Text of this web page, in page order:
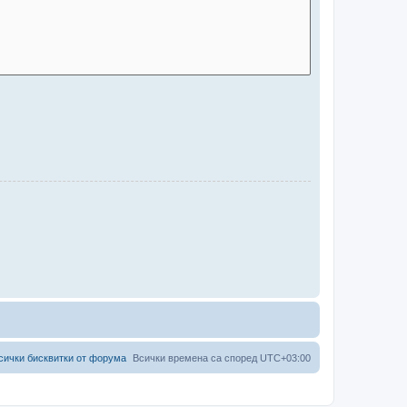
Всички времена са според UTC+03:00
бисквитки от форума